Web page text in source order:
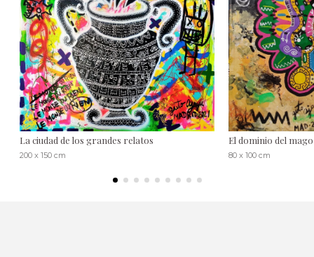
La ciudad de los grandes relatos
200 x 150 cm
El dominio del
80 x 100 cm